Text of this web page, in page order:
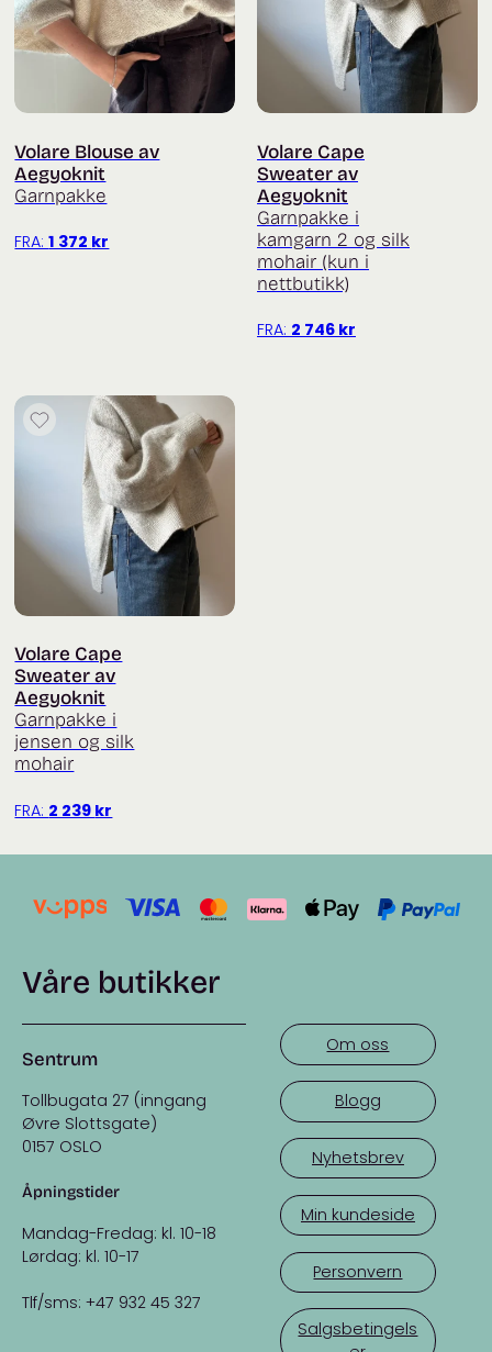
Volare Blouse av
Aegyoknit
Garnpakke
FRA:1 372 kr
Volare Cape
Sweater av
Aegyoknit
Garnpakke i
kamgarn 2 og silk
mohair (kun i
nettbutikk)
FRA: 2 746 kr
Volare Cape
Sweater av
Aegyoknit
Garnpakke i
jensen og silk
mohair
FRA: 2 239 kr
Våre butikker
Sentrum
Tollbugata 27 (inngang
Øvre Slottsgate)
0157 OSLO
Åpningstider
Mandag-Fredag: kl. 10-18
Lørdag: kl. 10-17
Tlf/sms: +47 932 45 327
Om oss
Blogg
Nyhetsbrev
Min kundeside
Personvern
Salgsbetingels